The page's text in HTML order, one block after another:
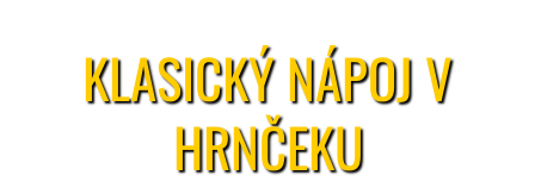
KLASICKÝ NÁPOJ V
HRNČEKU